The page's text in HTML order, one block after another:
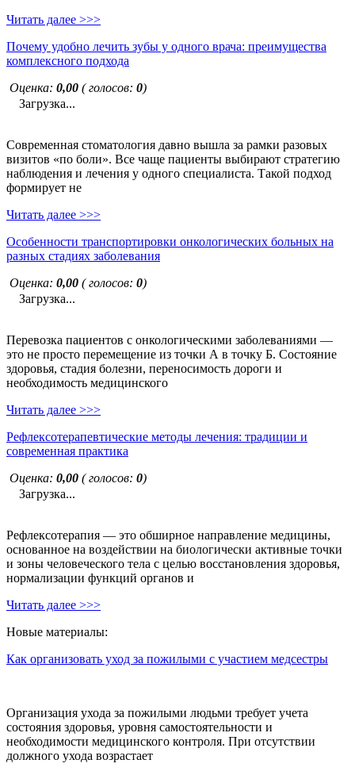
Читать далее >>>
Почему удобно лечить зубы у одного врача: преимущества
комплексного подхода
Оценка: 0,00 ( голосов: 0)
Загрузка...
Современная стоматология давно вышла за рамки разовых
визитов «по боли». Все чаще пациенты выбирают стратегию
наблюдения и лечения у одного специалиста. Такой подход
формирует не
Читать далее >>>
Особенности транспортировки онкологических больных на
разных стадиях заболевания
Оценка: 0,00 ( голосов: 0)
Загрузка...
Перевозка пациентов с онкологическими заболеваниями —
это не просто перемещение из точки А в точку Б. Состояние
здоровья, стадия болезни, переносимость дороги и
необходимость медицинского
Читать далее >>>
Рефлексотерапевтические методы лечения: традиции и
современная практика
Оценка: 0,00 ( голосов: 0)
Загрузка...
Рефлексотерапия — это обширное направление медицины,
основанное на воздействии на биологически активные точки
и зоны человеческого тела с целью восстановления здоровья,
нормализации функций органов и
Читать далее >>>
Новые материалы:
Как организовать уход за пожилыми с участием медсестры
Организация ухода за пожилыми людьми требует учета
состояния здоровья, уровня самостоятельности и
необходимости медицинского контроля. При отсутствии
должного ухода возрастает